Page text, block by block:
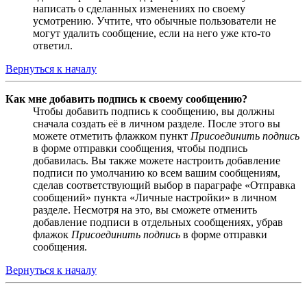
написать о сделанных изменениях по своему
усмотрению. Учтите, что обычные пользователи не
могут удалить сообщение, если на него уже кто-то
ответил.
Вернуться к началу
Как мне добавить подпись к своему сообщению?
Чтобы добавить подпись к сообщению, вы должны
сначала создать её в личном разделе. После этого вы
можете отметить флажком пункт Присоединить подпись
в форме отправки сообщения, чтобы подпись
добавилась. Вы также можете настроить добавление
подписи по умолчанию ко всем вашим сообщениям,
сделав соответствующий выбор в параграфе «Отправка
сообщений» пункта «Личные настройки» в личном
разделе. Несмотря на это, вы сможете отменить
добавление подписи в отдельных сообщениях, убрав
флажок Присоединить подпись в форме отправки
сообщения.
Вернуться к началу